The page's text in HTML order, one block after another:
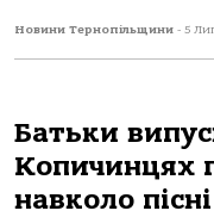
Новини Тернопільщини - 5
Батьки
Копичинцях
навколо